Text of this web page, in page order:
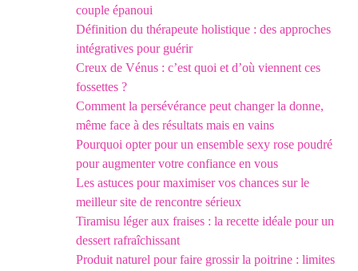
couple épanoui
Définition du thérapeute holistique : des approches
intégratives pour guérir
Creux de Vénus : c’est quoi et d’où viennent ces
fossettes ?
Comment la persévérance peut changer la donne,
même face à des résultats mais en vains
Pourquoi opter pour un ensemble sexy rose poudré
pour augmenter votre confiance en vous
Les astuces pour maximiser vos chances sur le
meilleur site de rencontre sérieux
Tiramisu léger aux fraises : la recette idéale pour un
dessert rafraîchissant
Produit naturel pour faire grossir la poitrine : limites